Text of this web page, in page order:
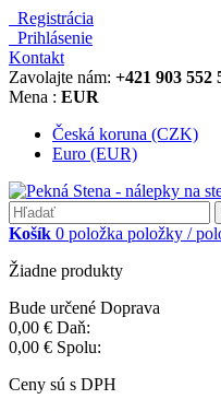
Registrácia
Prihlásenie
Kontakt
Zavolajte nám: +421 903 552
Mena : EUR
Česká koruna (CZK)
Euro (EUR)
Košík 0 položka položky /
Žiadne produkty
Bude určené Doprava
0,00 € Daň:
0,00 € Spolu:
Ceny sú s DPH